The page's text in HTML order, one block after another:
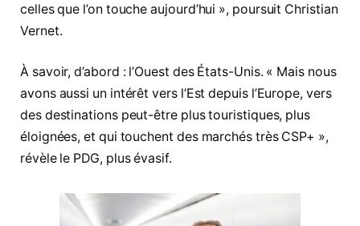
celles que l’on touche aujourd’hui », poursuit Christian
Vernet.
À savoir, d’abord : l’Ouest des États-Unis. « Mais nous
avons aussi un intérêt vers l’Est depuis l’Europe, vers
des destinations peut-être plus touristiques, plus
éloignées, et qui touchent des marchés très CSP+ »,
révèle le PDG, plus évasif.